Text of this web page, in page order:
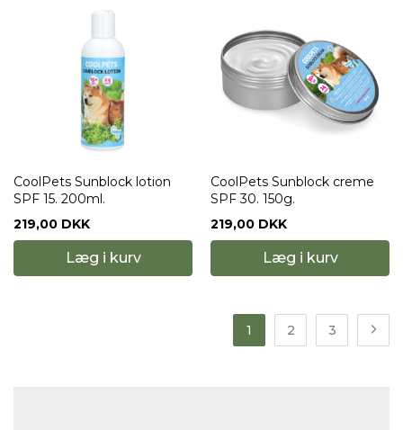
CoolPets Sunblock lotion
SPF 15. 200ml.
219,00 DKK
Læg i kurv
CoolPets Sunblock creme
SPF 30. 150g.
219,00 DKK
Læg i kurv
1 2 3